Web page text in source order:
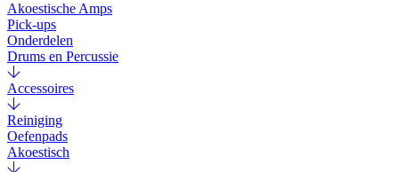
Akoestische Amps
Pick-ups
Onderdelen
Drums en Percussie
Accessoires
Reiniging
Oefenpads
Akoestisch